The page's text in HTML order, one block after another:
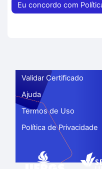
Eu concordo com
Validar Certificado
Ajuda
Termos de Uso
Política de Privacidade